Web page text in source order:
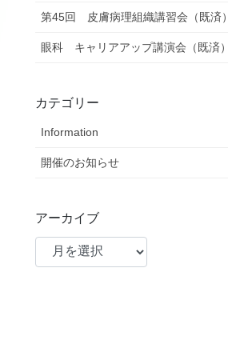
第45回 皮膚病理組織講習会（既済）
眼科 キャリアアップ講演会（既済）
カテゴリー
Information
開催のお知らせ
アーカイブ